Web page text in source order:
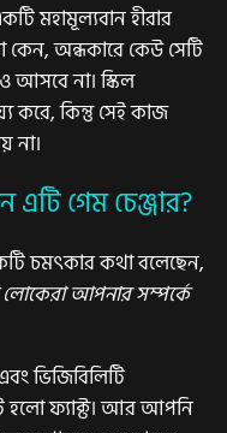
মহামূল্যবান হীরার
কেন, অন্ধকারে কেউ সেটি
আসবে না। স্কিল
করে, কিন্তু সেই কাজ
না।
এটি গেম চেঞ্জার?
চমৎকার কথা বলেছেন,
লোকেরা আপনার সম্পর্কে
ভিজিবিলিটি
হলো ফ্যাক্ট। আর আপনি